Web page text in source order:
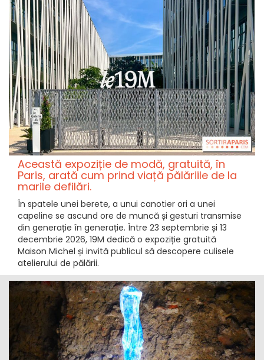
Această expoziție de modă, gratuită, în
Paris, arată cum prind viață pălăriile de la
marile defilări.
În spatele unei berete, a unui canotier ori a unei
capeline se ascund ore de muncă și gesturi transmise
din generație în generație. Între 23 septembrie și 13
decembrie 2026, 19M dedică o expoziție gratuită
Maison Michel și invită publicul să descopere culisele
atelierului de pălării.